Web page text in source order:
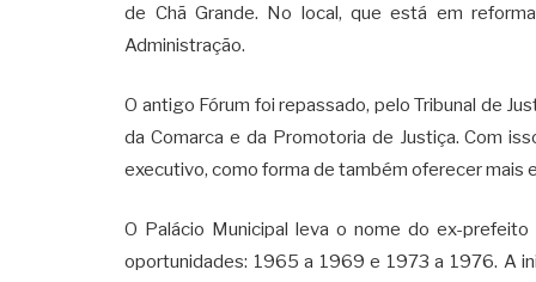
de Chã Grande. No local, que está em
Administração.
O antigo Fórum foi repassado, pelo Tribunal de
da Comarca e da Promotoria de Justiça. Com
executivo, como forma de também oferecer mais
O Palácio Municipal leva o nome do ex-
oportunidades: 1965 a 1969 e 1973 a 1976. A